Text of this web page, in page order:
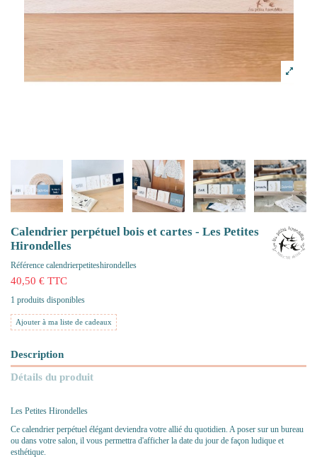
Calendrier perpétuel bois et cartes - Les Petites
Hirondelles
Référence calendrierpetiteshirondelles
40,50 € TTC
1 produits disponibles
Ajouter à ma liste de cadeaux
Description
Détails du produit
Les Petites Hirondelles
Ce calendrier perpétuel élégant deviendra votre allié du quotidien. A poser sur un bureau
ou dans votre salon, il vous permettra d'afficher la date du jour de façon ludique et
esthétique.